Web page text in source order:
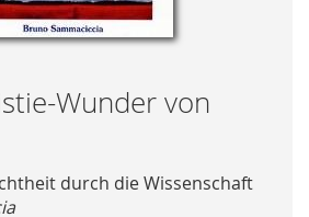
Wunder von
durch die Wissenschaft